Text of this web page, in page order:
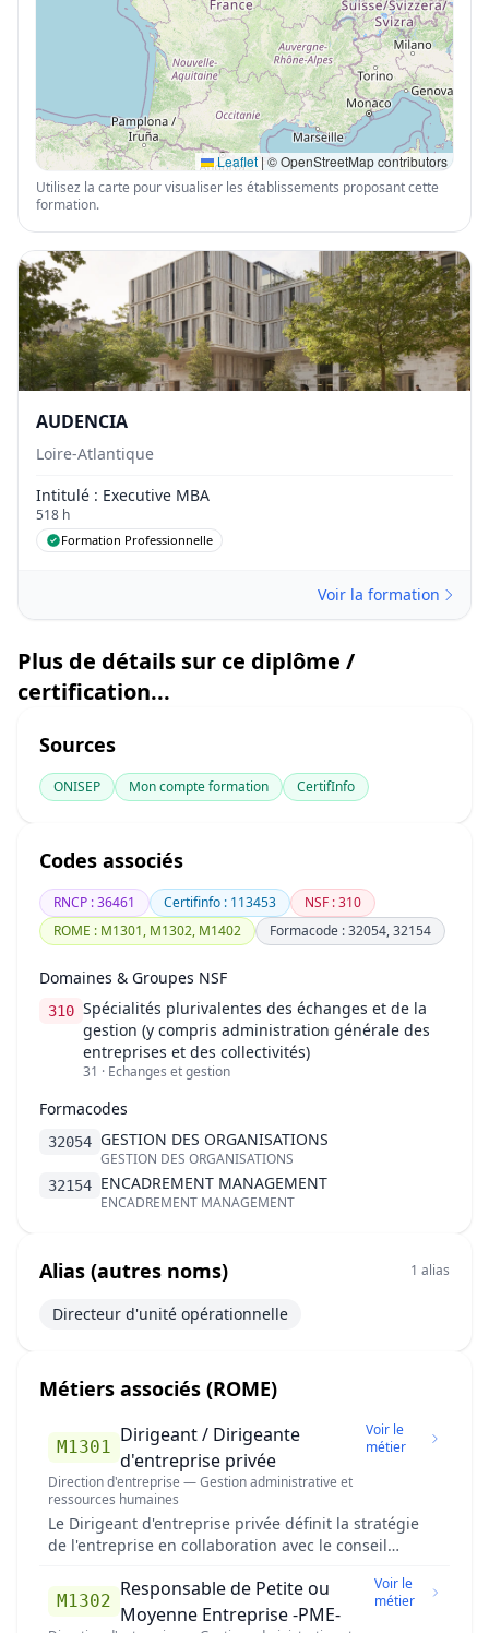
Leaflet | © OpenStreetMap contributors
Utilisez la carte pour visualiser les établissements proposant cette
formation.
AUDENCIA
Loire-Atlantique
Intitulé : Executive MBA
518 h
Formation Professionnelle
Voir la formation
Plus de détails sur ce diplôme /
certification...
Sources
ONISEP Mon compte formation CertifInfo
Codes associés
RNCP : 36461 Certifinfo : 113453
NSF : 310
ROME : M1301, M1302, M1402
Formacode : 32054, 32154
Domaines & Groupes NSF
310 Spécialités plurivalentes des échanges et de la
gestion (y compris administration générale des
entreprises et des collectivités)
31 · Echanges et gestion
Formacodes
32054 GESTION DES ORGANISATIONS
GESTION DES ORGANISATIONS
32154 ENCADREMENT MANAGEMENT
ENCADREMENT MANAGEMENT
Alias (autres noms) 1 alias
Directeur d'unité opérationnelle
Métiers associés (ROME)
M1301
Dirigeant / Dirigeante
d'entreprise privée
Direction d'entreprise — Gestion administrative et
ressources humaines
Voir le
métier
Le Dirigeant d'entreprise privée définit la stratégie
de l'entreprise en collaboration avec le conseil
définissant l'organisation et les objectifs à atteindre.
Supervise la gestion financière et les investissements
M1302
Responsable de Petite ou
Moyenne Entreprise -PME-
Voir le
métier